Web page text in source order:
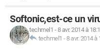
Softonic,est-ce un
techmel1 -8 avr. 2014 à
techmel1 - 8 avr. 2014 à